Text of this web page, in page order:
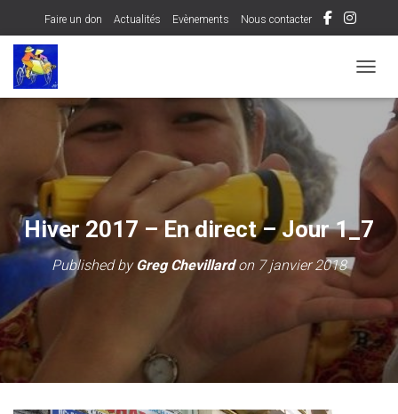
Faire un don Actualités Evènements Nous contacter
Hiver 2017 – En direct – Jour 1_7
Published byGreg Chevillardon 7 janvier 2018